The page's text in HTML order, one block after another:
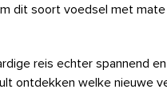
dit soort voedsel met
reis echter spannend
ontdekken welke nieuwe